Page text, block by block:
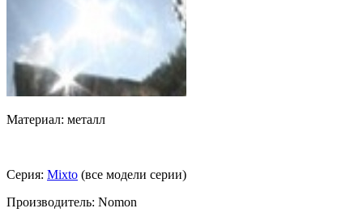
Материал: металл
Серия: Mixto (все модели серии)
Производитель: Nomon